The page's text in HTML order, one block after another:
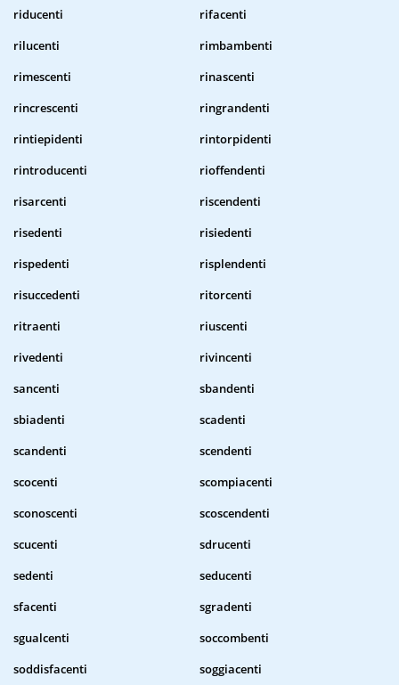
riducenti
rifacenti
rilucenti
rimbambenti
rimescenti
rinascenti
rincrescenti
ringrandenti
rintiepidenti
rintorpidenti
rintroducenti
rioffendenti
risarcenti
riscendenti
risedenti
risiedenti
rispedenti
risplendenti
risuccedenti
ritorcenti
ritraenti
riuscenti
rivedenti
rivincenti
sancenti
sbandenti
sbiadenti
scadenti
scandenti
scendenti
scocenti
scompiacenti
sconoscenti
scoscendenti
scucenti
sdrucenti
sedenti
seducenti
sfacenti
sgradenti
sgualcenti
soccombenti
soddisfacenti
soggiacenti